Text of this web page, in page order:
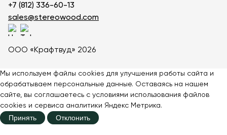
+7 (812) 336-60-13
sales@stereowood.com
ООО «Крафтвуд» 2026
Мы используем файлы cookies для улучшения работы сайта и
обрабатываем персональные данные. Оставаясь на нашем
сайте, вы соглашаетесь с условиями использования файлов
cookies и сервиса аналитики Яндекс Метрика.
Принять Отклонить